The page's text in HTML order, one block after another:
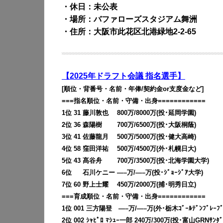
・休日：未公表
・場所：バファローズスタジアム舞洲
・住所：大阪市此花区北港緑地2-2-65
【2025年ドラフト会議 指名選手】
[順位・背番号・名前・年俸/契約金or支度金など]
===指名順位・名前・守備・出身============
1位 31 藤川敦也 800万/8000万(投･延岡学園)
2位 36 森陽樹 700万/6500万(投･大阪桐蔭)
3位 41 佐藤龍月 500万/5000万(投･健大高崎)
4位 58 窪田洋祐 500万/4500万(外･札幌日大)
5位 43 髙谷舟 700万/3500万(投･北海学園大学)
6位
石川ケニー —–万/—–万(投･ｼﾞｮｰｼﾞｱ大学)
7位 60 野上士耀 450万/2000万(捕･明秀日立)
===育成順位・名前・守備・出身============
1位 001 三方陽登 —–万/—–万(外･栃木ｺﾞｰﾙﾃﾞﾝﾌﾞﾚｰﾌ
2位 002 ｼｬﾋﾟﾛ ﾏｼｭｰ一郎 240万/300万(投･富山GRNｻﾝﾀ